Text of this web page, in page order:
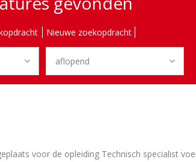
Nieuwe zoekopdracht
voor de opleiding Technisch specialist